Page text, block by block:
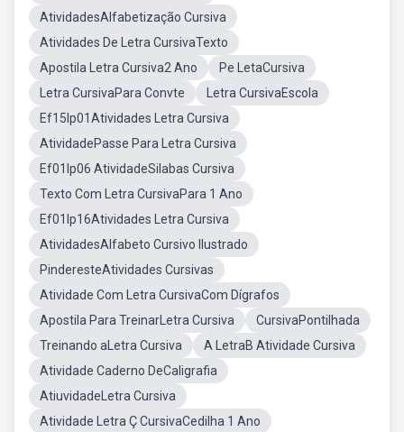
AtividadesAlfabetização Cursiva
Atividades De Letra CursivaTexto
Apostila Letra Cursiva2 Ano
Pe LetaCursiva
Letra CursivaPara Convte
Letra CursivaEscola
Ef15lp01Atividades Letra Cursiva
AtividadePasse Para Letra Cursiva
Ef01lp06 AtividadeSilabas Cursiva
Texto Com Letra CursivaPara 1 Ano
Ef01lp16Atividades Letra Cursiva
AtividadesAlfabeto Cursivo Ilustrado
PinderesteAtividades Cursivas
Atividade Com Letra CursivaCom Dígrafos
Apostila Para TreinarLetra Cursiva
CursivaPontilhada
Treinando aLetra Cursiva
A LetraB Atividade Cursiva
Atividade Caderno DeCaligrafia
AtiuvidadeLetra Cursiva
Atividade Letra Ç CursivaCedilha 1 Ano